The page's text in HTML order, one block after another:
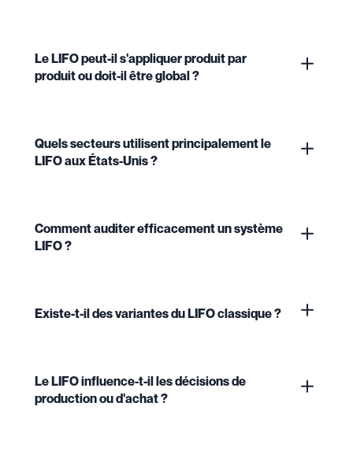
Le LIFO peut-il s'appliquer produit par
produit ou doit-il être global ?
Quels secteurs utilisent principalement le
LIFO aux États-Unis ?
Comment auditer efficacement un système
LIFO ?
Existe-t-il des variantes du LIFO classique ?
Le LIFO influence-t-il les décisions de
production ou d'achat ?